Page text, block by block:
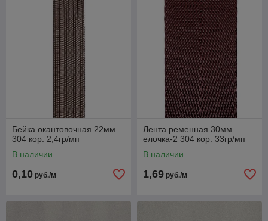
Бейка окантовочная 22мм
304 кор. 2,4гр/мп
В наличии
0,10 руб./м
Лента ременная 30мм
елочка-2 304 кор. 33гр/мп
В наличии
1,69 руб./м